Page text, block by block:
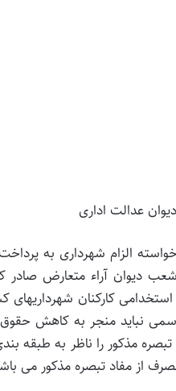
عدالت اداری
الزام شهرداری به
که تبصره ماده ۳۲ آیین نامه
نباید منجر به کاهش
در حالی که شعب 26 تجدیدنظر تبصره
از مفاد تبصره مذکور می